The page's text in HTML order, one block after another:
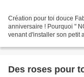
Création pour toi douce
anniversaire ! Pourquoi "
venant d'installer son petit
Des roses pour